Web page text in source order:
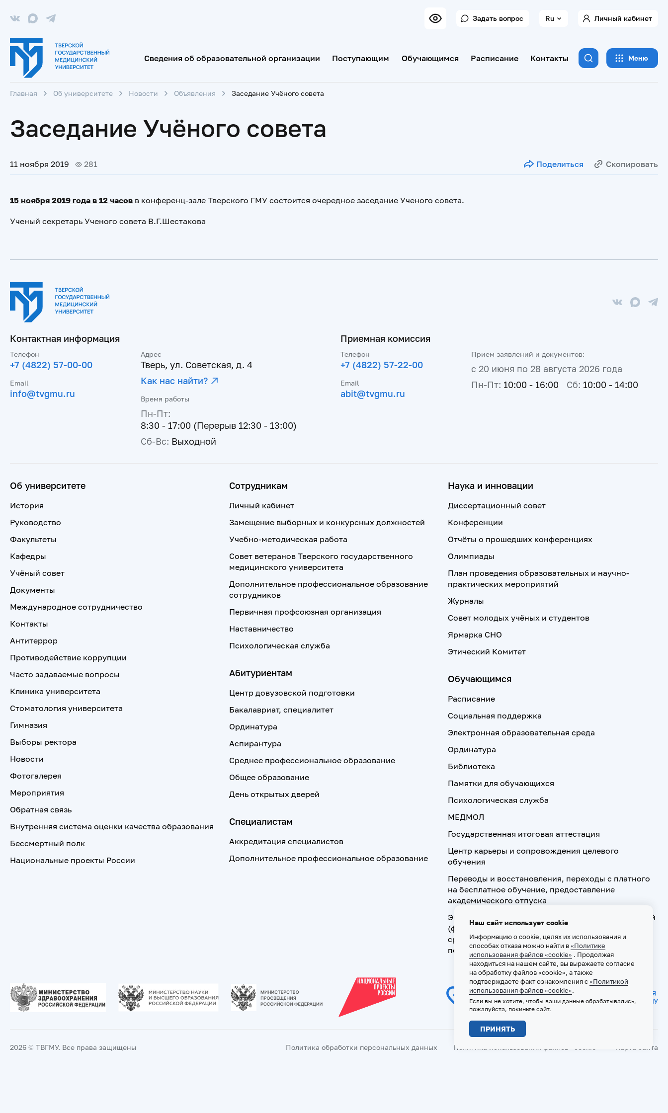
Задать вопрос Ru Личный кабинет
Сведения об образовательной организации Поступающим Обучающимся Расписание Контакты Меню
Главная Об университете Новости Объявления Заседание Учёного совета
Заседание Учёного совета
11 ноября 2019 281 Поделиться Скопировать
15 ноября 2019 года в 12 часов в конференц-зале Тверского ГМУ состоится очередное заседание Ученого совета.
Ученый секретарь Ученого совета В.Г.Шестакова
Контактная информация
Телефон
+7 (4822) 57-00-00
Email
info@tvgmu.ru
Адрес
Тверь, ул. Советская, д. 4
Как нас найти?
Время работы
Пн-Пт:
8:30 - 17:00 (Перерыв 12:30 - 13:00)
Сб-Вс: Выходной
Приемная комиссия
Телефон
+7 (4822) 57-22-00
Email
abit@tvgmu.ru
Прием заявлений и документов:
с 20 июня по 28 августа 2026 года
Пн-Пт: 10:00 - 16:00 Сб: 10:00 - 14:00
Об университете
История
Руководство
Факультеты
Кафедры
Учёный совет
Документы
Международное сотрудничество
Контакты
Антитеррор
Противодействие коррупции
Часто задаваемые вопросы
Клиника университета
Стоматология университета
Гимназия
Выборы ректора
Новости
Фотогалерея
Мероприятия
Обратная связь
Внутренняя система оценки качества образования
Бессмертный полк
Национальные проекты России
Сотрудникам
Личный кабинет
Замещение выборных и конкурсных должностей
Учебно-методическая работа
Совет ветеранов Тверского государственного
медицинского университета
Дополнительное профессиональное образование
сотрудников
Первичная профсоюзная организация
Наставничество
Психологическая служба
Абитуриентам
Центр довузовской подготовки
Бакалавриат, специалитет
Ординатура
Аспирантура
Среднее профессиональное образование
Общее образование
День открытых дверей
Специалистам
Аккредитация специалистов
Дополнительное профессиональное образование
Наука и инновации
Диссертационный совет
Конференции
Отчёты о прошедших конференциях
Олимпиады
План проведения образовательных и научно-
практических мероприятий
Журналы
Совет молодых учёных и студентов
Ярмарка СНО
Этический Комитет
Обучающимся
Расписание
Социальная поддержка
Электронная образовательная среда
Ординатура
Библиотека
Памятки для обучающихся
Психологическая служба
МЕДМОЛ
Государственная итоговая аттестация
Центр карьеры и сопровождения целевого
обучения
Переводы и восстановления, переходы с платного
на бесплатное обучение, предоставление
академического отпуска
Экзамен по допуску к осуществлению медицинской
(фармацевтической) деятельности на должностях
среднего медицинского (фармацевтического)
персонала
2026 © ТВГМУ. Все права защищены Политика обработки персональных данных Политика использования файлов «cookie» Карта сайта
Наш сайт использует cookie
Информацию о cookie, целях их использования и
способах отказа можно найти в«Политике
использования файлов «cookie» . Продолжая
находиться на нашем сайте, вы выражаете согласие
на обработку файлов «cookie», а также
подтверждаете факт ознакомления с«Политикой
использования файлов «cookie».
Если вы не хотите, чтобы ваши данные обрабатывались,
пожалуйста, покиньте сайт.
ПРИНЯТЬ